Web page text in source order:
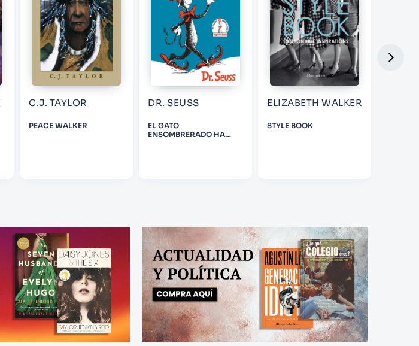
C.J. TAYLOR
PEACE WALKER
DR. SEUSS
EL GATO
ENSOMBRERADO HA
ELIZABETH WALKER
STYLE BOOK